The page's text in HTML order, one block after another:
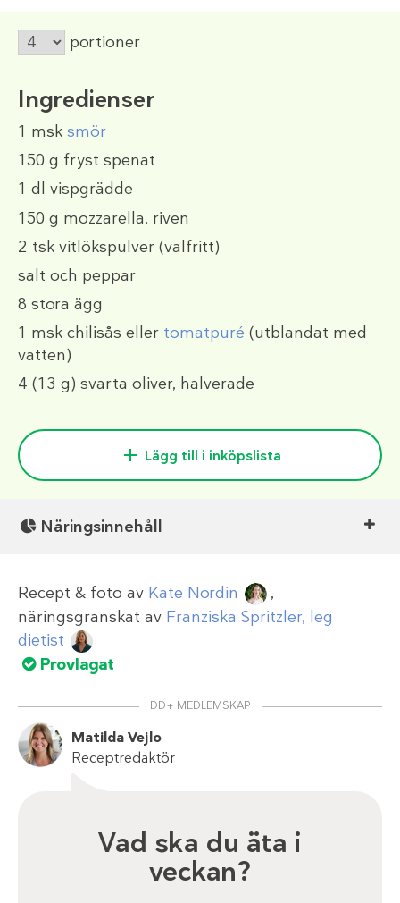
portioner
Ingredienser
1 msk smör
150 g fryst spenat
1 dl vispgrädde
150 g mozzarella, riven
2 tsk vitlökspulver (valfritt)
salt och peppar
8 stora ägg
1 msk chilisås eller tomatpuré (utblandat med
vatten)
4 (13 g) svarta oliver, halverade
Lägg till i inköpslista
Näringsinnehåll
Recept & foto av Kate Nordin
,
näringsgranskat av Franziska Spritzler, leg
dietist
Provlagat
DD+ MEDLEMSKAP
Matilda Vejlo
Receptredaktör
Vad ska du äta i
veckan?